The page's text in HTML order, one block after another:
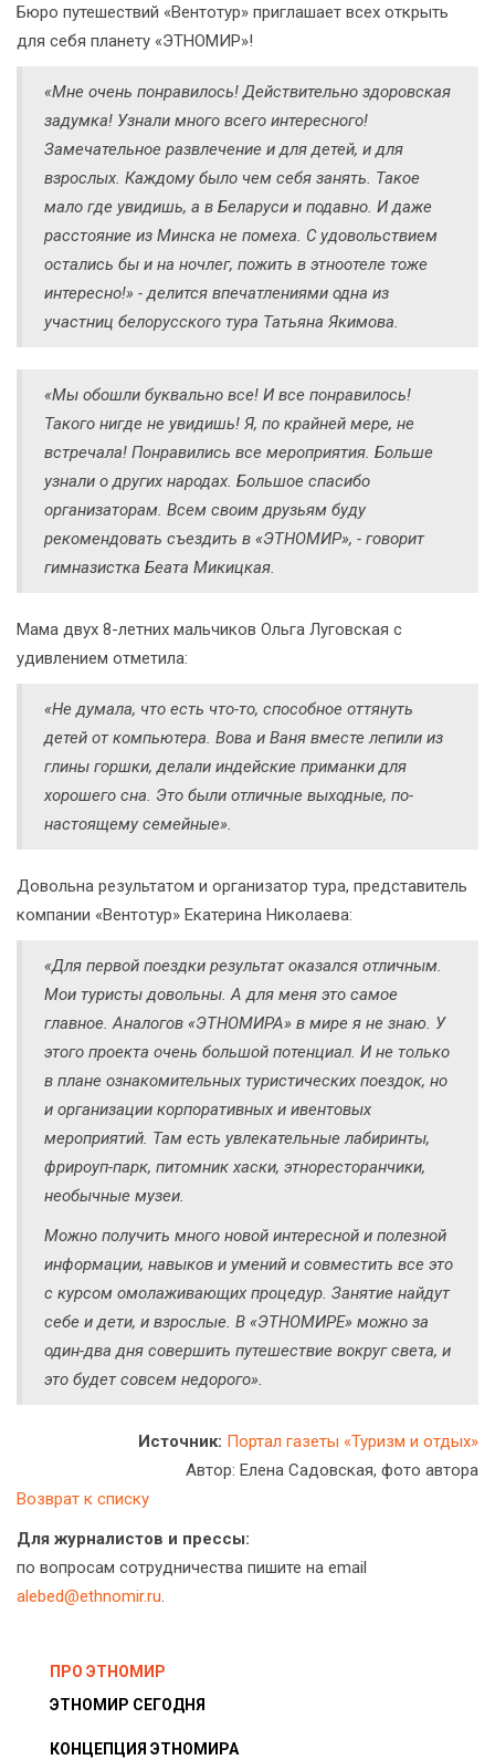
Бюро путешествий «Вентотур» приглашает всех открыть
для себя планету «ЭТНОМИР»!
«Мне очень понравилось! Действительно здоровская
задумка! Узнали много всего интересного!
Замечательное развлечение и для детей, и для
взрослых. Каждому было чем себя занять. Такое
мало где увидишь, а в Беларуси и подавно. И даже
расстояние из Минска не помеха. С удовольствием
остались бы и на ночлег, пожить в этноотеле тоже
интересно!» - делится впечатлениями одна из
участниц белорусского тура Татьяна Якимова.
«Мы обошли буквально все! И все понравилось!
Такого нигде не увидишь! Я, по крайней мере, не
встречала! Понравились все мероприятия. Больше
узнали о других народах. Большое спасибо
организаторам. Всем своим друзьям буду
рекомендовать съездить в «ЭТНОМИР», - говорит
гимназистка Беата Микицкая.
Мама двух 8-летних мальчиков Ольга Луговская с
удивлением отметила:
«Не думала, что есть что-то, способное оттянуть
детей от компьютера. Вова и Ваня вместе лепили из
глины горшки, делали индейские приманки для
хорошего сна. Это были отличные выходные, по-
настоящему семейные».
Довольна результатом и организатор тура, представитель
компании «Вентотур» Екатерина Николаева:
«Для первой поездки результат оказался отличным.
Мои туристы довольны. А для меня это самое
главное. Аналогов «ЭТНОМИРА» в мире я не знаю. У
этого проекта очень большой потенциал. И не только
в плане ознакомительных туристических поездок, но
и организации корпоративных и ивентовых
мероприятий. Там есть увлекательные лабиринты,
фрироуп-парк, питомник хаски, этноресторанчики,
необычные музеи.
Можно получить много новой интересной и полезной
информации, навыков и умений и совместить все это
с курсом омолаживающих процедур. Занятие найдут
себе и дети, и взрослые. В «ЭТНОМИРЕ» можно за
один-два дня совершить путешествие вокруг света, и
это будет совсем недорого».
Источник: Портал газеты «Туризм и отдых»
Автор: Елена Садовская, фото автора
Возврат к списку
Для журналистов и прессы:
по вопросам сотрудничества пишите на email
alebed@ethnomir.ru.
ПРО ЭТНОМИР
ЭТНОМИР СЕГОДНЯ
КОНЦЕПЦИЯ ЭТНОМИРА